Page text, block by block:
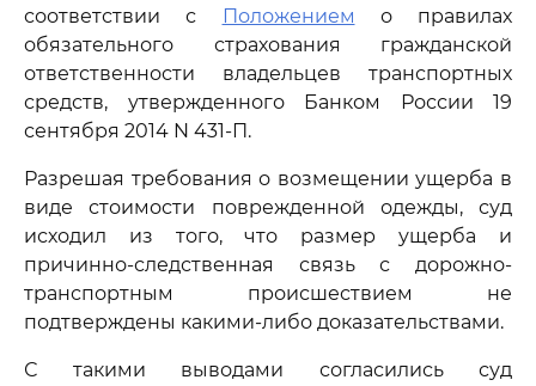
соответствии с
Положением о правилах
обязательного страхования гражданской
ответственности владельцев транспортных
средств, утвержденного Банком России 19
сентября 2014 N 431-П.
Разрешая требования о возмещении ущерба в
виде стоимости поврежденной одежды, суд
исходил из того, что размер ущерба и
причинно-следственная связь с дорожно-
транспортным происшествием не
подтверждены какими-либо доказательствами.
С такими выводами согласились суд